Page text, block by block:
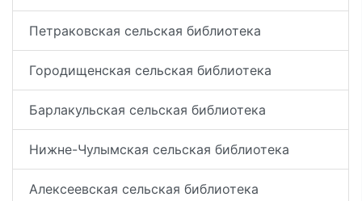
Петраковская сельская библиотека
Городищенская сельская библиотека
Барлакульская сельская библиотека
Нижне-Чулымская сельская библиотека
Алексеевская сельская библиотека